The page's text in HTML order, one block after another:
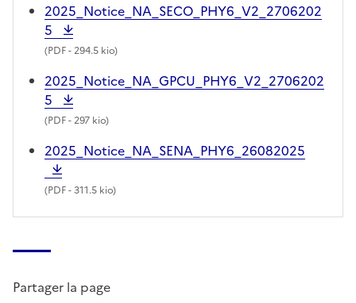
2025_Notice_NA_SECO_PHY6_V2_2706202
5
(PDF- 294.5 kio)
2025_Notice_NA_GPCU_PHY6_V2_2706202
5
(PDF- 297 kio)
2025_Notice_NA_SENA_PHY6_26082025
(PDF- 311.5 kio)
Partager la page